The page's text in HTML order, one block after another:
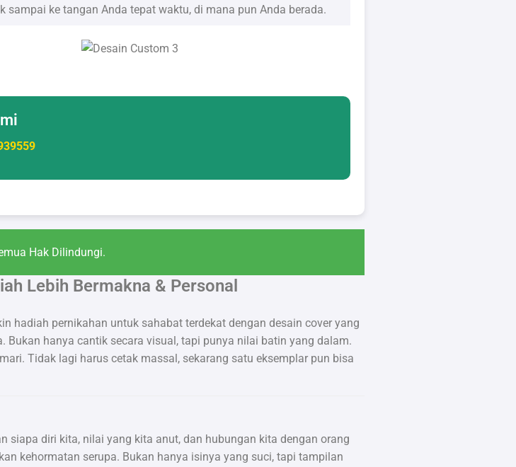
ke tangan Anda tepat waktu, di mana pun Anda berada.
Hak Dilindungi.
Lebih Bermakna & Personal
hadiah pernikahan untuk sahabat terdekat dengan desain cover yang
Bukan hanya cantik secara visual, tapi punya nilai batin yang dalam.
Tidak lagi harus cetak massal, sekarang satu eksemplar pun bisa
siapa diri kita, nilai yang kita anut, dan hubungan kita dengan orang
kehormatan serupa. Bukan hanya isinya yang suci, tapi tampilan